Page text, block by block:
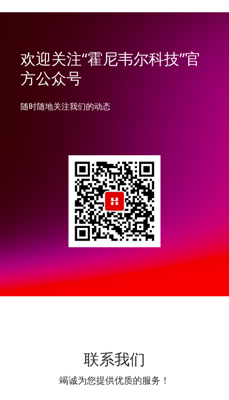
欢迎关注“霍尼韦尔科技”官
方公众号
随时随地关注我们的动态
联系我们
竭诚为您提供优质的服务！